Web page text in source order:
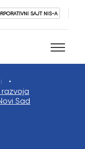
SAJT NIS-A
Sad